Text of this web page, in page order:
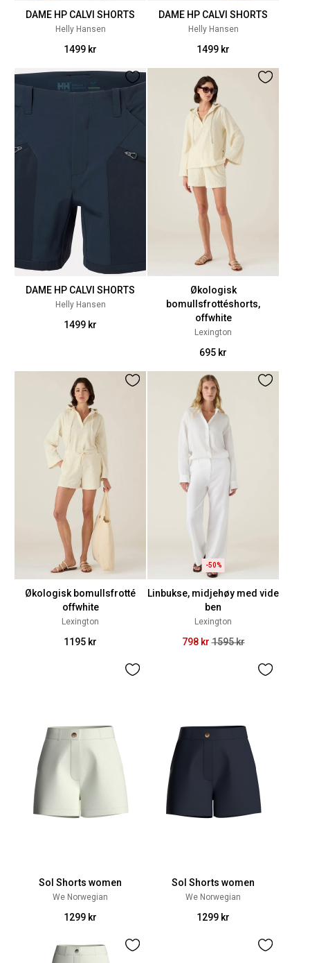
DAME HP CALVI SHORTS
Helly Hansen
1499 kr
DAME HP CALVI SHORTS
Helly Hansen
1499 kr
DAME HP CALVI SHORTS
Helly Hansen
1499 kr
Økologisk
bomullsfrottéshorts,
offwhite
Lexington
695 kr
Økologisk bomullsfrotté
offwhite
Lexington
1195 kr
-50%
Linbukse, midjehøy med vide
ben
Lexington
798 kr 1595 kr
Sol Shorts women
We Norwegian
1299 kr
Sol Shorts women
We Norwegian
1299 kr